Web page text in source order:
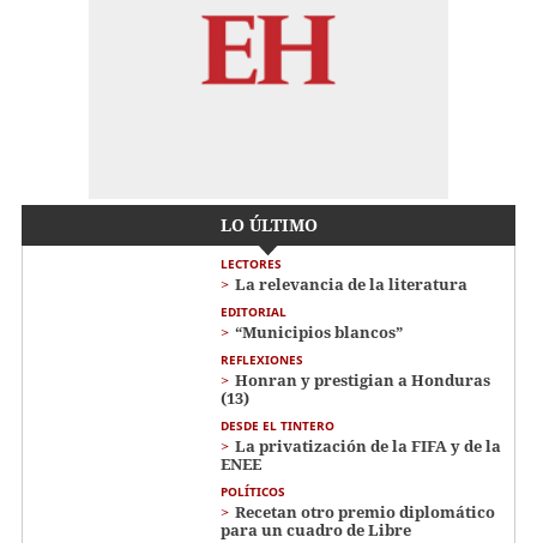
LO ÚLTIMO
LECTORES
La relevancia de la literatura
EDITORIAL
“Municipios blancos”
REFLEXIONES
Honran y prestigian a Honduras
(13)
DESDE EL TINTERO
La privatización de la FIFA y de la
ENEE
POLÍTICOS
Recetan otro premio diplomático
para un cuadro de Libre